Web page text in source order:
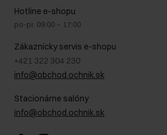
Bezpečné nakupovanie
Blog
Najčastejšie kladené otázky (FAQ)
GDPR - Zásady ochrany osobných údajov
Právne informácie
Hotline e-shopu
po-pi: 09:00 – 17:00
Zákaznícky servis e-shopu
+421 322 304 230
info@obchod.ochnik.sk
Stacionárne salóny
info@obchod.ochnik.sk